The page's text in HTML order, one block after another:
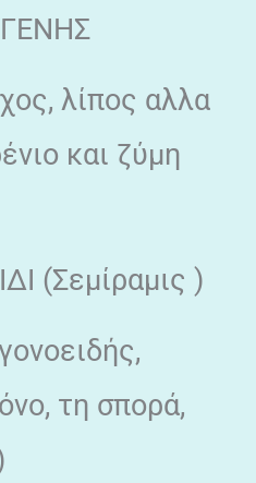
λίπος αλλα
και ζύμη
(Σεμίραμις )
τη σπορά,